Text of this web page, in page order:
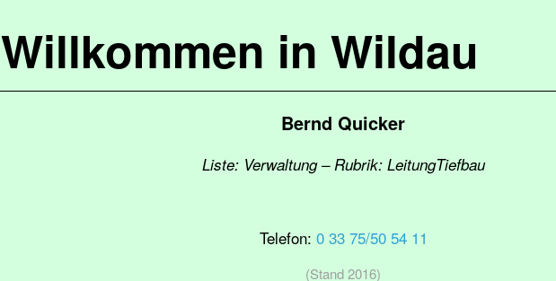
Willkommen in Wildau
Bernd Quicker
Liste: Verwaltung – Rubrik: LeitungTiefbau
Telefon: 0 33 75/50 54 11
(Stand 2016)